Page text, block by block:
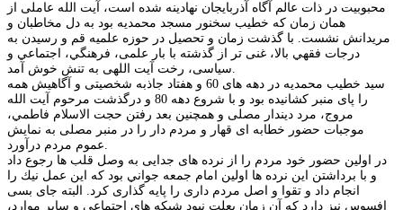
محبوبیت در ذات عالم آگاه آذربایجان نهادینه شده است، آیت الله عاملی از
همان زمان که خطیب سخنور مسجد محمدیه بود به دل مخاطبان و
مریدانش نشست. با گذشت زمان و تحصیل در حوزه علمیه قم و رسیدن به
درجات فقهي بالا، غنی تر از گذشته با بار علمی، فرهنگي، اجتماعي و
سیاسی، رخت آیت اللهی به تنش خوش آمد.
سید خطیب محمدیه در دهه های 60 و هفتاد جاذبه شخصیتی و آگاهیش همه
را پای منبر کشانیده بود و با شروع دهه 80 و درگذشت مرحوم آیت الله
مروج، مرد دیندار مصلی و همچنين بعد رفتن حجت الاسلام فاطمي،
موجبات حضور خطابه ای قهار و مردم دار را در منبر مصلی به نمایش
عموم مردم درآورد.
در اولین حضور خود مردم را از نرده های جدایی به وصل قلب ها رجوع داد
و با برداشتن این نرده ها اولين امام جمعه جواني بود كه اين عمل نيك را
انجام داد و تقوا و اصل مردم داری را پایه گذاری کرد. البته جای بسی
افسوس نیز دارد که آن زمان بعلت نبود شبكه هاي اجتماعي و ساير موارد،